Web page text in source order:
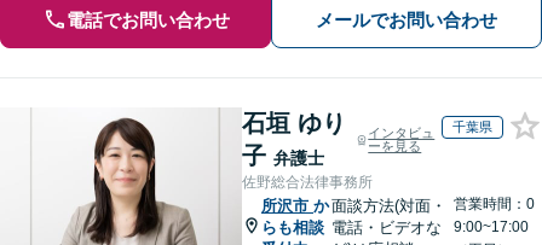
電話でお問い合わせ メールでお問い合わせ
石垣 ゆり
子 弁護士
インタビュ
ーを見る
千葉県
佐野総合法律事務所
所沢市 か
らも相談
面談方法(対面・
電話・ビデオな
営業時間：0
9:00~17:00